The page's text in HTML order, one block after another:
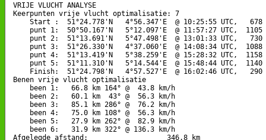
VRIJE VLUCHT ANALYSE
Keerpunten vrije vlucht optimalisatie: 7
Start :  51°24.778'N   4°56.347'E  @ 10:25:55 UTC,   678
punt 1:  50°50.167'N   5°12.097'E  @ 11:57:27 UTC,  1105
punt 2:  51°13.691'N   5°47.498'E  @ 13:01:33 UTC,   730
punt 3:  51°26.330'N   4°37.060'E  @ 14:08:34 UTC,  1088
punt 4:  51°13.419'N   5°38.259'E  @ 15:28:32 UTC,  1158
punt 5:  51°11.310'N   5°14.544'E  @ 15:48:44 UTC,  1140
Finish:  51°24.798'N   4°57.527'E  @ 16:02:46 UTC,   290
Benen vrije vlucht optimalisatie
    been 1:   66.8 km 164° @  43.8 km/h
    been 2:   60.1 km  43° @  56.3 km/h
    been 3:   85.1 km 286° @  76.2 km/h
    been 4:   75.0 km 108° @  56.3 km/h
    been 5:   27.9 km 262° @  82.9 km/h
    been 6:   31.9 km 322° @ 136.3 km/h
Afgelegde afstand:                   346.8 km